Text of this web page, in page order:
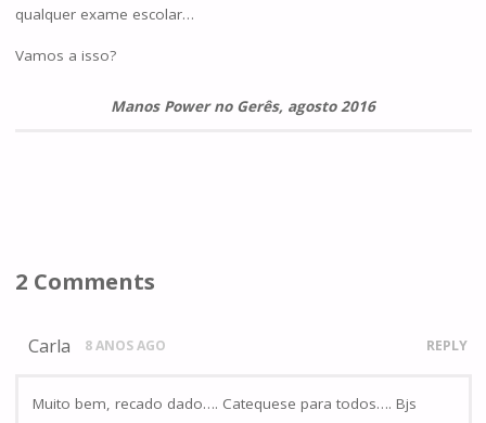
qualquer exame escolar…
Vamos a isso?
Manos Power no Gerês, agosto 2016
2 Comments
Carla 8 ANOS AGO REPLY
Muito bem, recado dado…. Catequese para todos…. Bjs